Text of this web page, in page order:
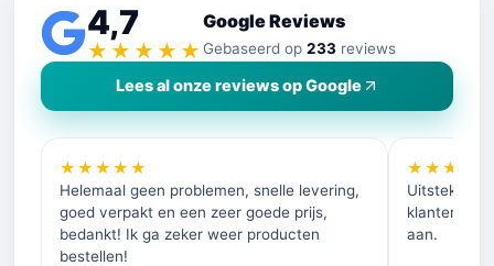
4,7
★★★★★
Google Reviews
Gebaseerd op 233 reviews
Lees al onze reviews op Google
★★★★★
Helemaal geen problemen, snelle levering,
goed verpakt en een zeer goede prijs,
bedankt! Ik ga zeker weer producten
bestellen!
★★★★★
aan.